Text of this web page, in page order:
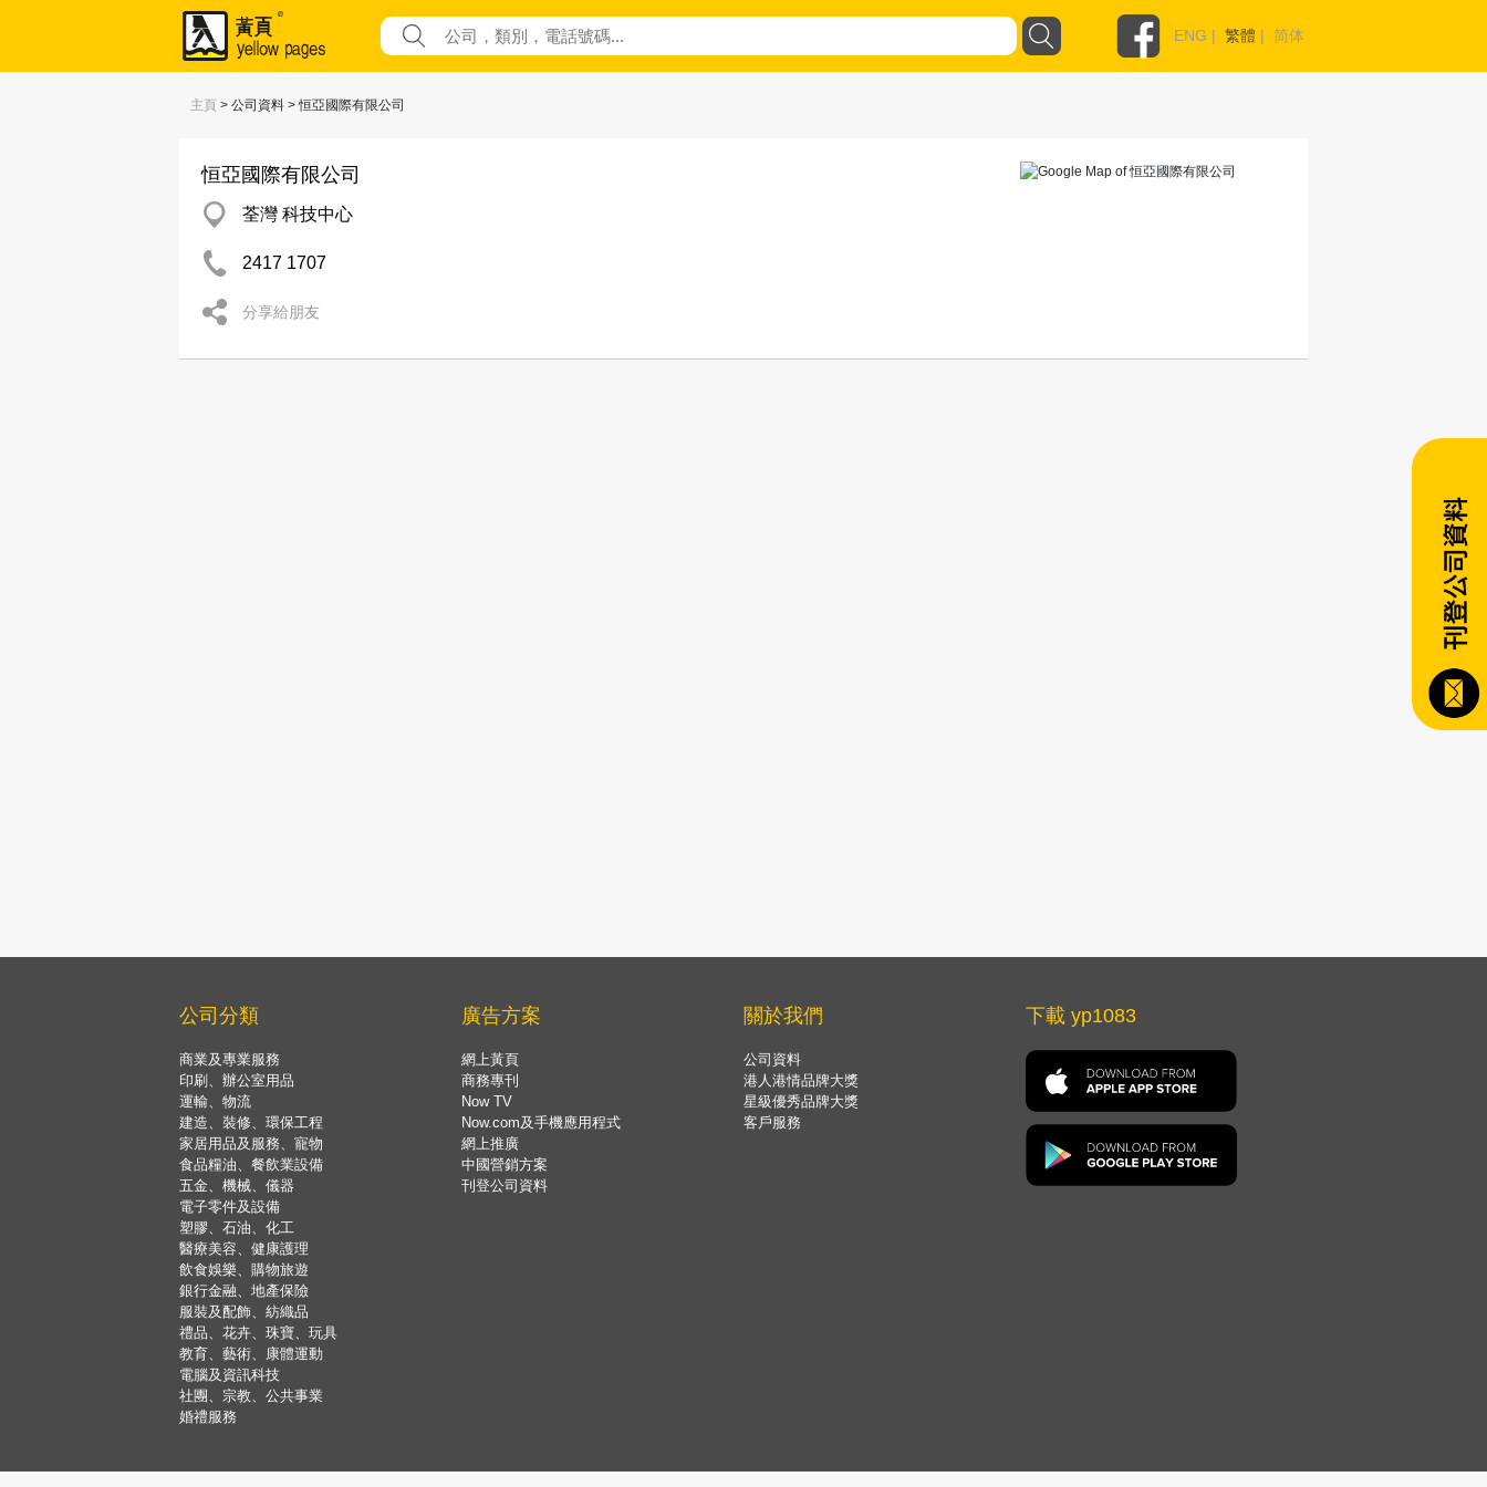
ENG | 繁體 | 简体
主頁 > 公司資料 > 恒亞國際有限公司
恒亞國際有限公司
荃灣 科技中心
2417 1707
分享給朋友
公司分類
商業及專業服務
印刷、辦公室用品
運輸、物流
建造、裝修、環保工程
家居用品及服務、寵物
食品糧油、餐飲業設備
五金、機械、儀器
電子零件及設備
塑膠、石油、化工
醫療美容、健康護理
飲食娛樂、購物旅遊
銀行金融、地產保險
服裝及配飾、紡織品
禮品、花卉、珠寶、玩具
教育、藝術、康體運動
電腦及資訊科技
社團、宗教、公共事業
婚禮服務
廣告方案
網上黃頁
商務專刊
Now TV
Now.com及手機應用程式
網上推廣
中國營銷方案
刊登公司資料
關於我們
公司資料
港人港情品牌大獎
星級優秀品牌大獎
客戶服務
下載 yp1083